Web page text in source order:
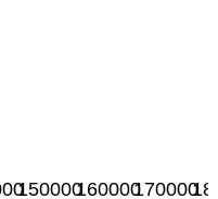
150000160000170000